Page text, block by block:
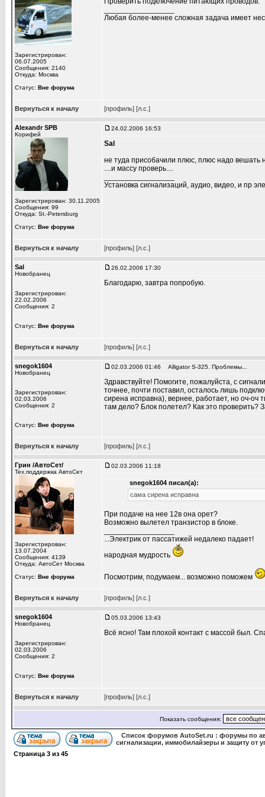
Зарегистрирован:
06.07.2005
Сообщения: 2140
Откуда: Москва
Статус: Вне форума
Любая более-менее сложная задача имеет
Вернуться к началу [профиль] [л.с.]
Alexandr SPB
Корифей
Зарегистрирован: 30.11.2005
Сообщения: 99
Откуда: St.-Petersburg
Статус: Вне форума
24.02.2006 16:53
Sal
не туда присобачили плюс, плюс надо вешать
....и массу проверь....
Установка сигнализаций, аудио, видео, и пр
Вернуться к началу [профиль] [л.с.]
Sal
Новобранец
Зарегистрирован:
22.02.2006
Сообщения: 2
Статус: Вне форума
26.02.2006 17:30
Благодарю, завтра попробую.
Вернуться к началу [профиль] [л.с.]
snegok1604
Новобранец
Зарегистрирован:
02.03.2006
Сообщения: 2
Статус: Вне форума
02.03.2006 01:46 Alligator S-325. Проблемы...
Здравствуйте! Помогите, пожалуйста, с
точнее, почти поставил, осталось лишь
сирена исправна), вернее, работает, но оч-оч
там дело? Блок полетел? Как это проверить?
Вернуться к началу [профиль] [л.с.]
Грин /АвтоСет/
Тех.поддержка АвтоСет
Зарегистрирован:
13.07.2004
Сообщения: 4139
Откуда: АвтоСет Москва
Статус: Вне форума
02.03.2006 11:18
snegok1604 писал(а):
сама сирена исправна
При подаче на нее 12в она орет?
Возможно вылетел транзистор в блоке.
...Электрик от пассатижей недалеко падает!
народная мудрость
Посмотрим, подумаем... возможно поможем
Вернуться к началу [профиль] [л.с.]
snegok1604
Новобранец
Зарегистрирован:
02.03.2006
Сообщения: 2
Статус: Вне форума
05.03.2006 13:43
Всё ясно! Там плохой контакт с массой был.
Вернуться к началу [профиль] [л.с.]
Показать сообщения:
Список форумов AutoSet.ru : форумы по
сигнализации, иммобилайзеры и защиту от
Страница 3 из 45